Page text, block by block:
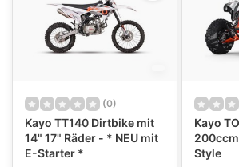
(0)
Kayo TT140 Dirtbike mit
14" 17" Räder - * NEU mit
E-Starter *
Kayo
Style